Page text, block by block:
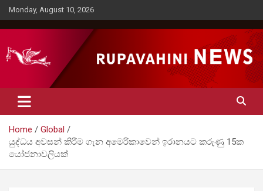
Skip
to
content
Monday, August 10, 2026
Rupavahini News
Home
Global
යුද්ධය අවසන් කිරීම ගැන අමෙරිකාවෙන් ඉරානයට කරුණු 15ක
යෝජනාවලියක්